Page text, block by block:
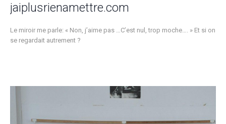
jaiplusrienamettre.com
Le miroir me parle: « Non, j’aime pas …C’est nul, trop moche…. » Et si on
se regardait autrement ?